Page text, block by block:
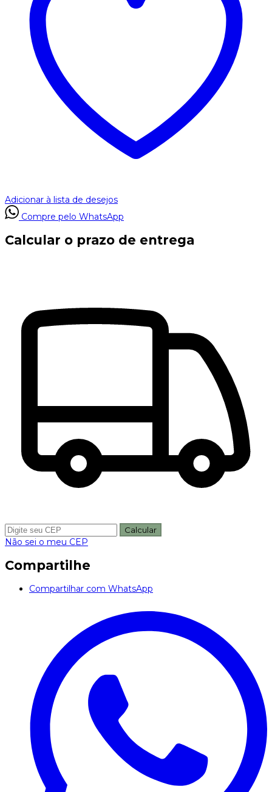
Adicionar à lista de desejos
Compre pelo WhatsApp
Calcular o prazo de entrega
Calcular
Não sei o meu CEP
Compartilhe
Compartilhar com WhatsApp